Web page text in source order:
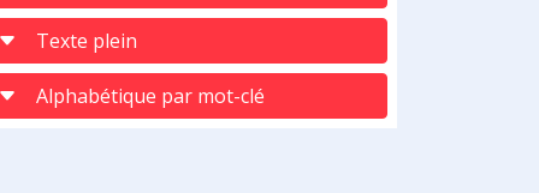
Texte plein
Alphabétique par mot-clé